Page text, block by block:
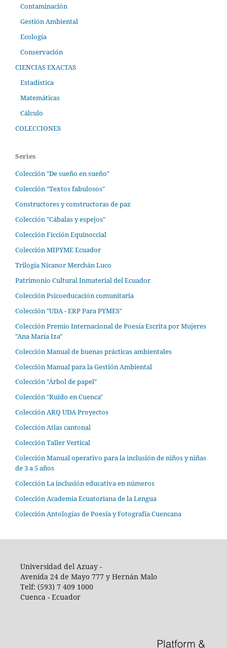
Contaminación
Gestión Ambiental
Ecología
Conservación
CIENCIAS EXACTAS
Estadística
Matemáticas
Cálculo
COLECCIONES
Series
Colección "De sueño en sueño"
Colección "Textos fabulosos"
Constructores y constructoras de paz
Colección "Cábalas y espejos"
Colección Ficción Equinoccial
Colección MIPYME Ecuador
Trilogía Nicanor Merchán Luco
Patrimonio Cultural Inmaterial del Ecuador
Colección Psicoeducación comunitaria
Colección "UDA - ERP Para PYMES"
Colección Premio Internacional de Poesía Escrita por Mujeres
"Ana María Iza"
Colección Manual de buenas prácticas ambientales
Colección Manual para la Gestión Ambiental
Colección "Árbol de papel"
Colección "Ruido en Cuenca"
Colección ARQ UDA Proyectos
Colección Atlas cantonal
Colección Taller Vertical
Colección Manual operativo para la inclusión de niños y niñas
de 3 a 5 años
Colección La inclusión educativa en números
Colección Academia Ecuatoriana de la Lengua
Colección Antologías de Poesía y Fotografía Cuencana
Universidad del Azuay -
Avenida 24 de Mayo 777 y Hernán Malo
Telf: (593) 7 409 1000
Cuenca - Ecuador